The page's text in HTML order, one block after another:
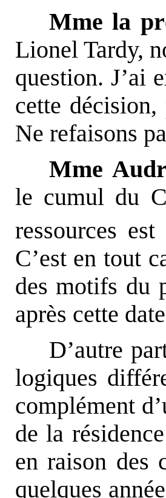
Mme la
Lionel Tardy,
question. J’ai
cette
Ne refaisons
Mme
le cumul du
ressources
C’est en tout
des motifs du
après cette
D’autre
logiques
complément
de la
en raison des
quelques